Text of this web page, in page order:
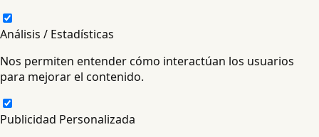
Análisis / Estadísticas
Nos permiten entender cómo interactúan los usuarios
para mejorar el contenido.
Publicidad Personalizada